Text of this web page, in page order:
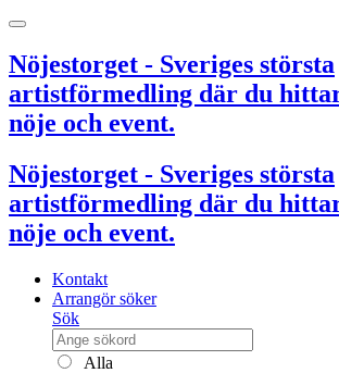
Nöjestorget - Sveriges största
artistförmedling där du
nöje och event.
Nöjestorget - Sveriges största
artistförmedling där du
nöje och event.
Kontakt
Arrangör söker
Sök
Alla